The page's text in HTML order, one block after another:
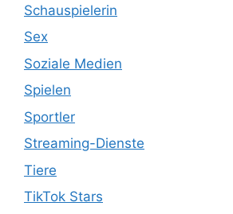
Schauspielerin
Sex
Soziale Medien
Spielen
Sportler
Streaming-Dienste
Tiere
TikTok Stars